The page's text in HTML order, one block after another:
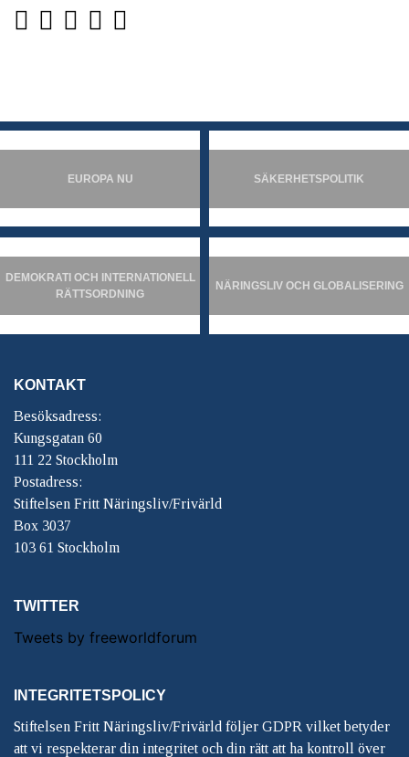
EUROPA NU SÄKERHETSPOLITIK
DEMOKRATI OCH INTERNATIONELL
RÄTTSORDNING
NÄRINGSLIV OCH GLOBALISERING
KONTAKT
Besöksadress:
Kungsgatan 60
111 22 Stockholm
Postadress:
Stiftelsen Fritt Näringsliv/Frivärld
Box 3037
103 61 Stockholm
TWITTER
Tweets by freeworldforum
INTEGRITETSPOLICY
Stiftelsen Fritt Näringsliv/Frivärld följer GDPR vilket betyder
att vi respekterar din integritet och din rätt att ha kontroll över